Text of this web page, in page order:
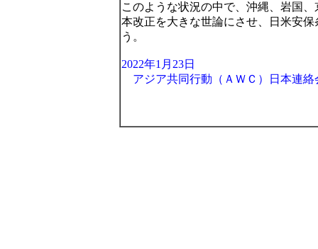
このような状況の中で、沖縄、岩国
本改正を大きな世論にさせ、日米安
う。
2022年1月23日
アジア共同行動（ＡＷＣ）日本連絡